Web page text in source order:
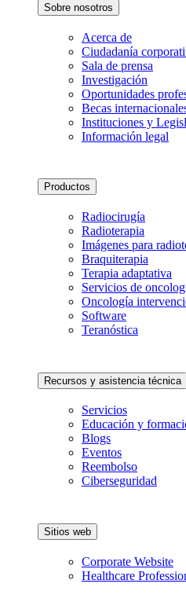
Sobre nosotros
Acerca de
Ciudadanía
Sala de prensa
Investigación
Oportunidades
Becas
Instituciones y
Información legal
Productos
Radiocirugía
Radioterapia
Imágenes para
Braquiterapia
Terapia adaptativa
Servicios de
Oncología
Software
Teranóstica
Recursos y asistencia técnica
Servicios
Educación y
Blogs
Eventos
Reembolso
Ciberseguridad
Sitios web
Corporate Website
Healthcare